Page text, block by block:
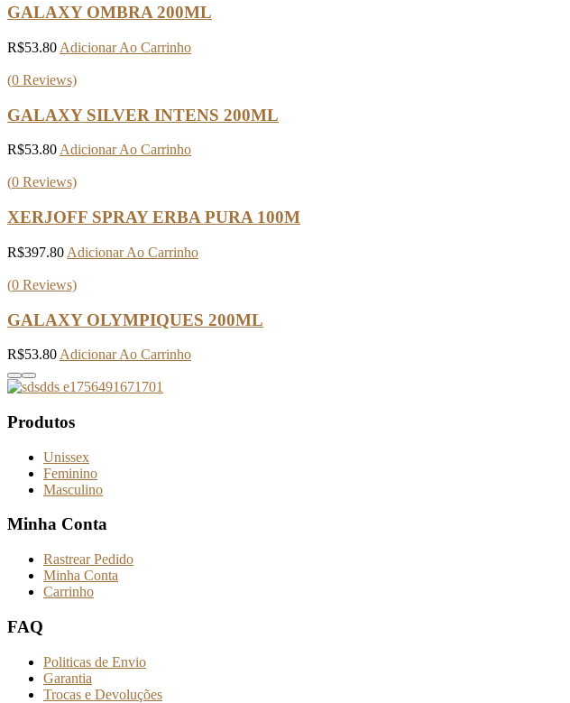
GALAXY OMBRA 200ML
R$53.80 Adicionar Ao Carrinho
(0 Reviews)
GALAXY SILVER INTENS 200ML
R$53.80 Adicionar Ao Carrinho
(0 Reviews)
XERJOFF SPRAY ERBA PURA 100M
R$397.80 Adicionar Ao Carrinho
(0 Reviews)
GALAXY OLYMPIQUES 200ML
R$53.80 Adicionar Ao Carrinho
Produtos
Unissex
Feminino
Masculino
Minha Conta
Rastrear Pedido
Minha Conta
Carrinho
FAQ
Politicas de Envio
Garantia
Trocas e Devoluções